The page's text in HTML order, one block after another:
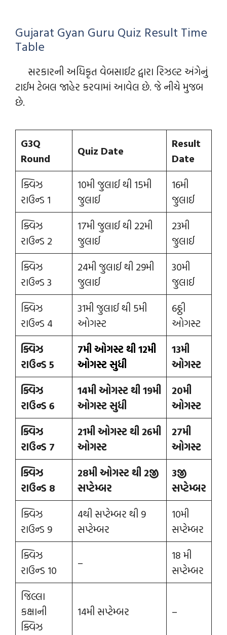
Gujarat Gyan Guru Quiz Result Time
Table
સરકારની અધિકૃત વેબસાઈટ દ્વારા રિઝલ્ટ અંગેનું
ટાઈમ ટેબલ જાહેર કરવામાં આવેલ છે. જે નીચે મુજબ
છે.
G3Q
Round
Quiz Date
Result
Date
ક્વિઝ
રાઉન્ડ 1
10મી જુલાઈ થી 15મી
જુલાઈ
16મી
જુલાઈ
ક્વિઝ
રાઉન્ડ 2
17મી જુલાઈ થી 22મી
જુલાઈ
23મી
જુલાઈ
ક્વિઝ
રાઉન્ડ 3
24મી જુલાઈ થી 29મી
જુલાઈ
30મી
જુલાઈ
ક્વિઝ
રાઉન્ડ 4
31મી જુલાઈ થી 5મી
ઓગસ્ટ
6ઠ્ઠી
ઓગસ્ટ
ક્વિઝ
રાઉન્ડ 5
7મી ઓગસ્ટ થી 12મી
ઓગસ્ટ સુધી
13મી
ઓગસ્ટ
ક્વિઝ
રાઉન્ડ 6
14મી ઓગસ્ટ થી 19મી
ઓગસ્ટ સુધી
20મી
ઓગસ્ટ
ક્વિઝ
રાઉન્ડ 7
21મી ઓગસ્ટ થી 26મી
ઓગસ્ટ
27મી
ઓગસ્ટ
ક્વિઝ
રાઉન્ડ 8
28મી ઓગસ્ટ થી 2જી
સપ્ટેમ્બર
3જી
સપ્ટેમ્બર
ક્વિઝ
રાઉન્ડ 9
4થી સપ્ટેમ્બર થી 9
સપ્ટેમ્બર
10મી
સપ્ટેમ્બર
ક્વિઝ
રાઉન્‍ડ 10
–
18 મી
સપ્ટેમ્બર
જિલ્લા
કક્ષાની
ક્વિઝ
14મી સપ્ટેમ્બર –